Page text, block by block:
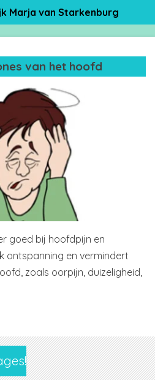
Marja van Starkenburg
van het hoofd
goed bij hoofdpijn en
ontspanning en vermindert
zoals oorpijn, duizeligheid,